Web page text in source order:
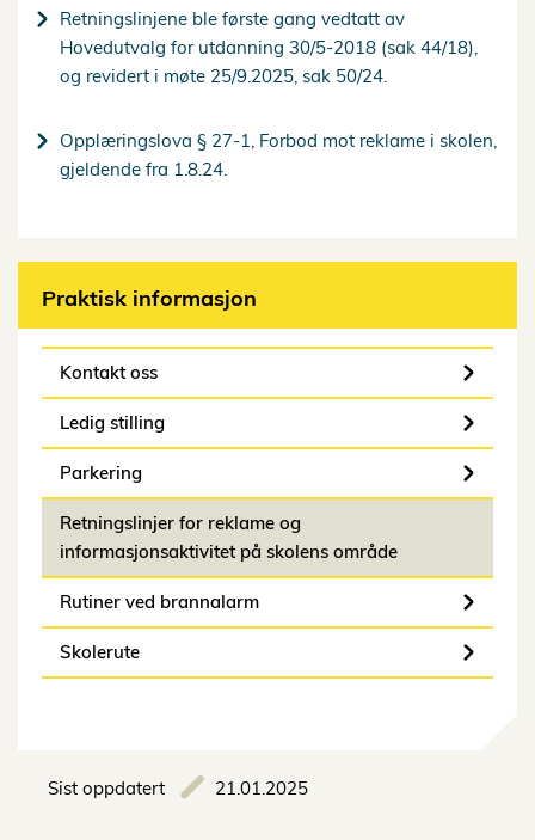
Retningslinjene ble første gang vedtatt av
Hovedutvalg for utdanning 30/5-2018 (sak 44/18),
og revidert i møte 25/9.2025, sak 50/24.
Opplæringslova § 27-1, Forbod mot reklame i skolen,
gjeldende fra 1.8.24.
Praktisk informasjon
Kontakt oss
Ledig stilling
Parkering
Retningslinjer for reklame og
informasjonsaktivitet på skolens område
Rutiner ved brannalarm
Skolerute
Sist oppdatert 21.01.2025